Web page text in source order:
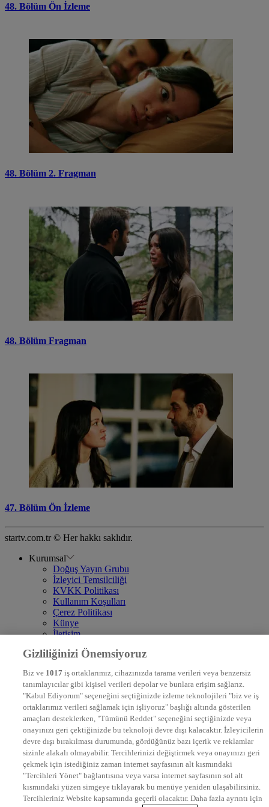
48. Bölüm Ön İzleme
48. Bölüm 2. Fragman
48. Bölüm Fragman
47. Bölüm Ön İzleme
startv.com.tr © Her hakkı saklıdır.
Kurumsal
Doğuş Yayın Grubu
İzleyici Temsilciliği
KVKK Politikası
Kullanım Koşulları
Çerez Politikası
Künye
İletişim
DYG Televizyonlar
STAR
EURO STAR
KRAL POP TV
DYG Radyolar
NTV RADYO
KRAL FM
KRAL POP
EKSEN
VOYAGE
DYG Dijital
ntv.com.tr
ntvspor.net
Gizliliğinizi Önemsiyoruz
Biz ve 1017 iş ortaklarımız, cihazınızda tarama verileri veya benzersiz
tanımlayıcılar gibi kişisel verileri depolar ve bunlara erişim sağlarız.
"Kabul Ediyorum" seçeneğini seçtiğinizde izleme teknolojileri "biz ve iş
ortaklarımız verileri sağlamak için işliyoruz" başlığı altında gösterilen
amaçları desteklerken, "Tümünü Reddet" seçeneğini seçtiğinizde veya
onayınızı geri çektiğinizde bu teknoloji devre dışı kalacaktır. İzleyicilerin
devre dışı bırakılması durumunda, gördüğünüz bazı içerik ve reklamlar
sizinle alakalı olmayabilir. Tercihlerinizi değiştirmek veya onayınızı geri
çekmek için istediğiniz zaman internet sayfasının alt kısmındaki
"Tercihleri Yönet" bağlantısına veya varsa internet sayfasının sol alt
kısmındaki yüzen simgeye tıklayarak bu menüye yeniden ulaşabilirsiniz.
Tercihleriniz Website kapsamında geçerli olacaktır. Daha fazla ayrıntı için